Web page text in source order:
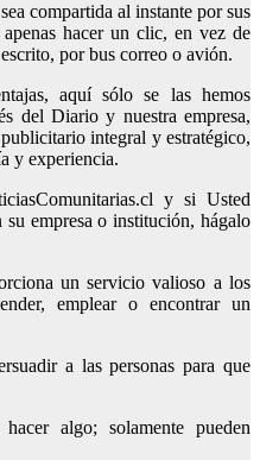
compartida al instante por sus
hacer un clic, en vez de
por bus correo o avión.
aquí sólo se las hemos
del Diario y nuestra empresa,
integral y estratégico,
y experiencia.
y si Usted
empresa o institución, hágalo
un servicio valioso a los
emplear o encontrar un
a las personas para que
algo; solamente pueden